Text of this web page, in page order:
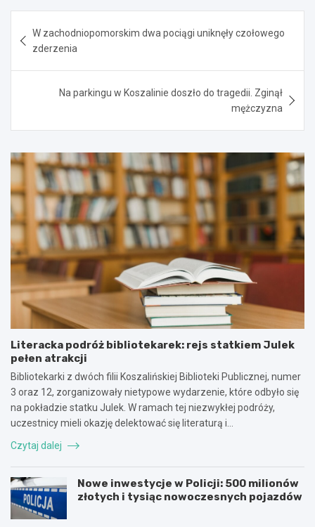
wpisu
W zachodniopomorskim dwa pociągi uniknęły czołowego
zderzenia
Na parkingu w Koszalinie doszło do tragedii. Zginął
mężczyzna
Literacka podróż bibliotekarek: rejs statkiem Julek
pełen atrakcji
Bibliotekarki z dwóch filii Koszalińskiej Biblioteki Publicznej, numer
3 oraz 12, zorganizowały nietypowe wydarzenie, które odbyło się
na pokładzie statku Julek. W ramach tej niezwykłej podróży,
uczestnicy mieli okazję delektować się literaturą i…
Czytaj dalej
Nowe inwestycje w Policji: 500 milionów
złotych i tysiąc nowoczesnych pojazdów